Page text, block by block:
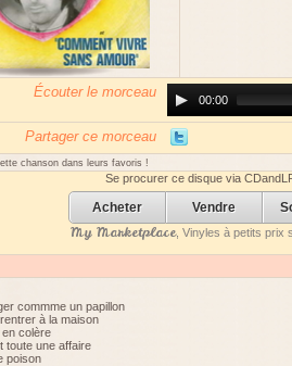
Écouter le morceau
Player00:00
Partager ce morceau
chanson dans leurs favoris !
Se procurer ce disque via
Acheter Vendre
My Marketplace, Vinyles à petits prix
commme un papillon
à la maison
en colère
toute une affaire
poison